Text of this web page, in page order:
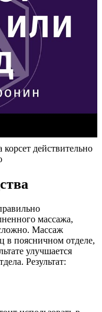
действительно
массажа,
Массаж
в поясничном отделе,
улучшается
Результат: